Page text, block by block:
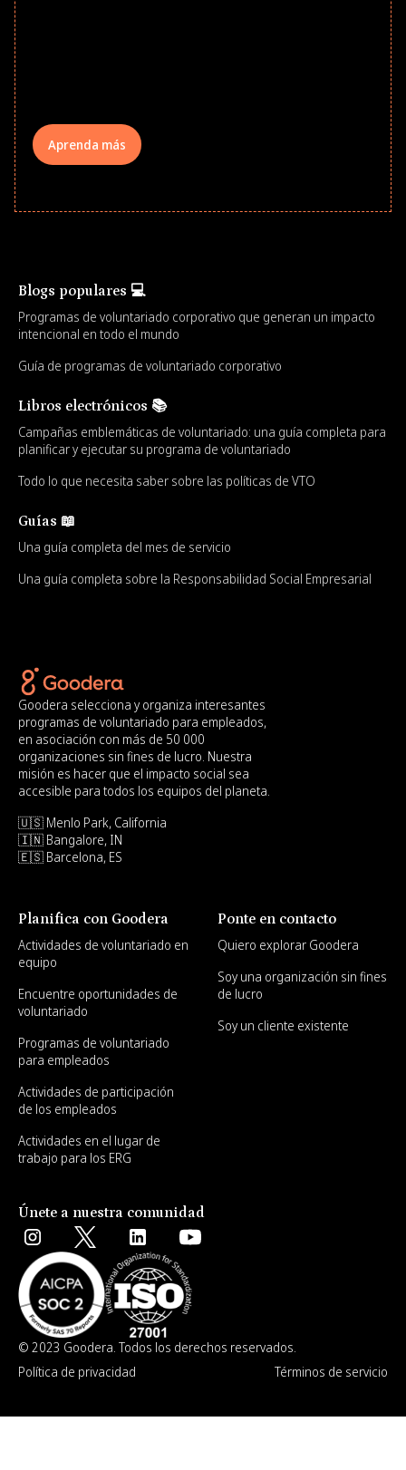
Aprenda más
Blogs populares 💻
Programas de voluntariado corporativo que generan un impacto
intencional en todo el mundo
Guía de programas de voluntariado corporativo
Libros electrónicos 📚
Campañas emblemáticas de voluntariado: una guía completa para
planificar y ejecutar su programa de voluntariado
Todo lo que necesita saber sobre las políticas de VTO
Guías 📖
Una guía completa del mes de servicio
Una guía completa sobre la Responsabilidad Social Empresarial
Goodera selecciona y organiza interesantes
programas de voluntariado para empleados,
en asociación con más de 50 000
organizaciones sin fines de lucro. Nuestra
misión es hacer que el impacto social sea
accesible para todos los equipos del planeta.
🇺🇸 Menlo Park, California
🇮🇳 Bangalore, IN
🇪🇸 Barcelona, ES
Planifica con Goodera
Actividades de voluntariado en
equipo
Encuentre oportunidades de
voluntariado
Programas de voluntariado
para empleados
Actividades de participación
de los empleados
Actividades en el lugar de
trabajo para los ERG
Ponte en contacto
Quiero explorar Goodera
Soy una organización sin fines
de lucro
Soy un cliente existente
Únete a nuestra comunidad
© 2023 Goodera. Todos los derechos reservados.
Política de privacidad
Términos de servicio